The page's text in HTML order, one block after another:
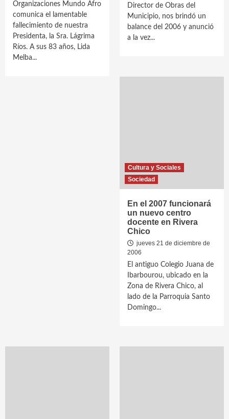
Organizaciones Mundo Afro
comunica el lamentable
fallecimiento de nuestra
Presidenta, la Sra. Lágrima
Ríos. A sus 83 años, Lida
Melba...
Director de Obras del
Municipio, nos brindó un
balance del 2006 y anunció
a la vez...
Cultura y Sociales
Sociedad
En el 2007 funcionará
un nuevo centro
docente en Rivera
Chico
jueves 21 de diciembre de
2006
El antiguo Colegio Juana de
Ibarbourou, ubicado en la
Zona de Rivera Chico, al
lado de la Parroquia Santo
Domingo...